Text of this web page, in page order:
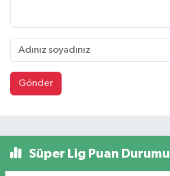
Gönder
Süper Lig Puan Durumu